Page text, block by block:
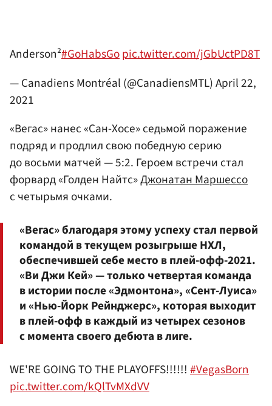
Anderson²#GoHabsGopic.twitter.com/jGbUctPD8T
— Canadiens Montréal (@CanadiensMTL)April 22,
2021
«Вегас» нанес «Сан-Хосе» седьмой поражение
подряд и продлил свою победную серию
до восьми матчей — 5:2. Героем встречи стал
форвард «Голден Найтс»Джонатан Маршессо
с четырьмя очками.
«Вегас» благодаря этому успеху стал первой
командой в текущем розыгрыше НХЛ,
обеспечившей себе место в плей-офф-2021.
«Ви Джи Кей» — только четвертая команда
в истории после «Эдмонтона», «Сент-Луиса»
и «Нью-Йорк Рейнджерс», которая выходит
в плей-офф в каждый из четырех сезонов
с момента своего дебюта в лиге.
WE'RE GOING TO THE PLAYOFFS!!!!!! #VegasBorn
pic.twitter.com/kQlTvMXdVV